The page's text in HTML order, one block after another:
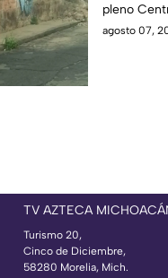
pleno
generó
agosto 07,
TV AZTECA
Turismo 20,
Cinco de Diciembre,
58280 Morelia, Mich.